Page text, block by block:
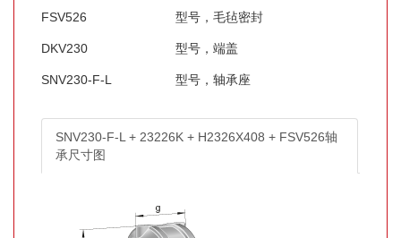
FSV526 型号，毛毡密封
DKV230 型号，端盖
SNV230-F-L 型号，轴承座
SNV230-F-L + 23226K + H2326X408 + FSV526轴
承尺寸图